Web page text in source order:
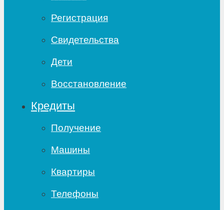
Регистрация
Свидетельства
Дети
Восстановление
Кредиты
Получение
Машины
Квартиры
Телефоны